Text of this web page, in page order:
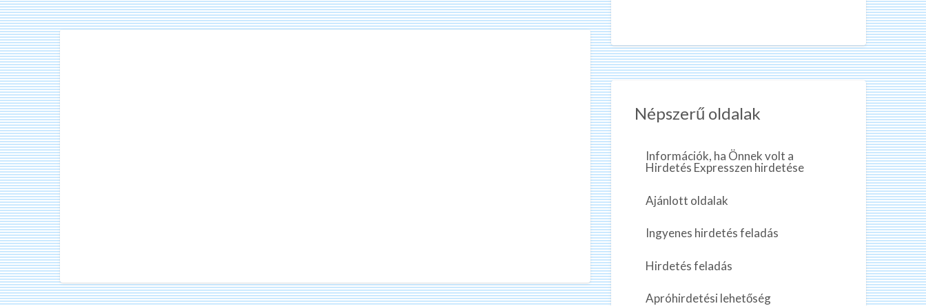
Népszerű oldalak
Információk, ha Önnek volt a
Hirdetés Expresszen hirdetése
Ajánlott oldalak
Ingyenes hirdetés feladás
Hirdetés feladás
Apróhirdetési lehetőség